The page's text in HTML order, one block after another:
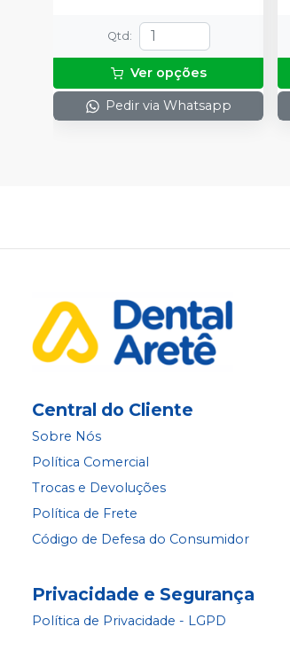
Qtd :
Ver opções
Pedir via Whatsapp
Central do Cliente
Sobre Nós
Política Comercial
Trocas e Devoluções
Política de Frete
Código de Defesa do Consumidor
Privacidade e Segurança
Política de Privacidade - LGPD